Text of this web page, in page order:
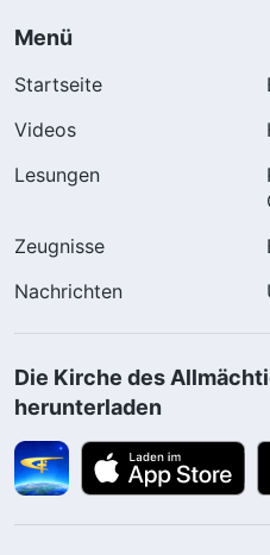
Menü
Startseite
Videos
Lesungen
Zeugnisse
Nachrichten
Die Kirche des
herunterladen